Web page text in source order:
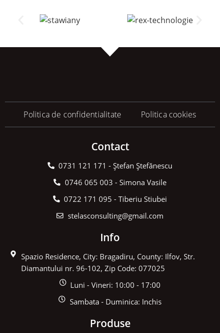
Politica de confidentialitate Politica cookies
Contact
0731 121 171 - Ștefan Ștefănescu
0746 065 003 - Simona Vasile
0722 171 095 - Tiberiu Stiubei
stelasconsulting@gmail.com
Info
Spazio Residence, City: Bragadiru, County: Ilfov, Str.
Diamantului nr. 96-102, Zip Code: 077025
Luni - Vineri: 10:00 - 17:00
Sambata - Duminica: Inchis
Produse